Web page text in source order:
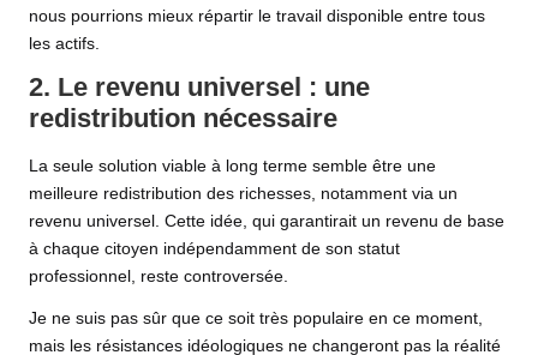
nous pourrions mieux répartir le travail disponible entre tous
les actifs.
2. Le revenu universel : une
redistribution nécessaire
La seule solution viable à long terme semble être une
meilleure redistribution des richesses, notamment via un
revenu universel. Cette idée, qui garantirait un revenu de base
à chaque citoyen indépendamment de son statut
professionnel, reste controversée.
Je ne suis pas sûr que ce soit très populaire en ce moment,
mais les résistances idéologiques ne changeront pas la réalité